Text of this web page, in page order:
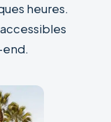
heures.
end.